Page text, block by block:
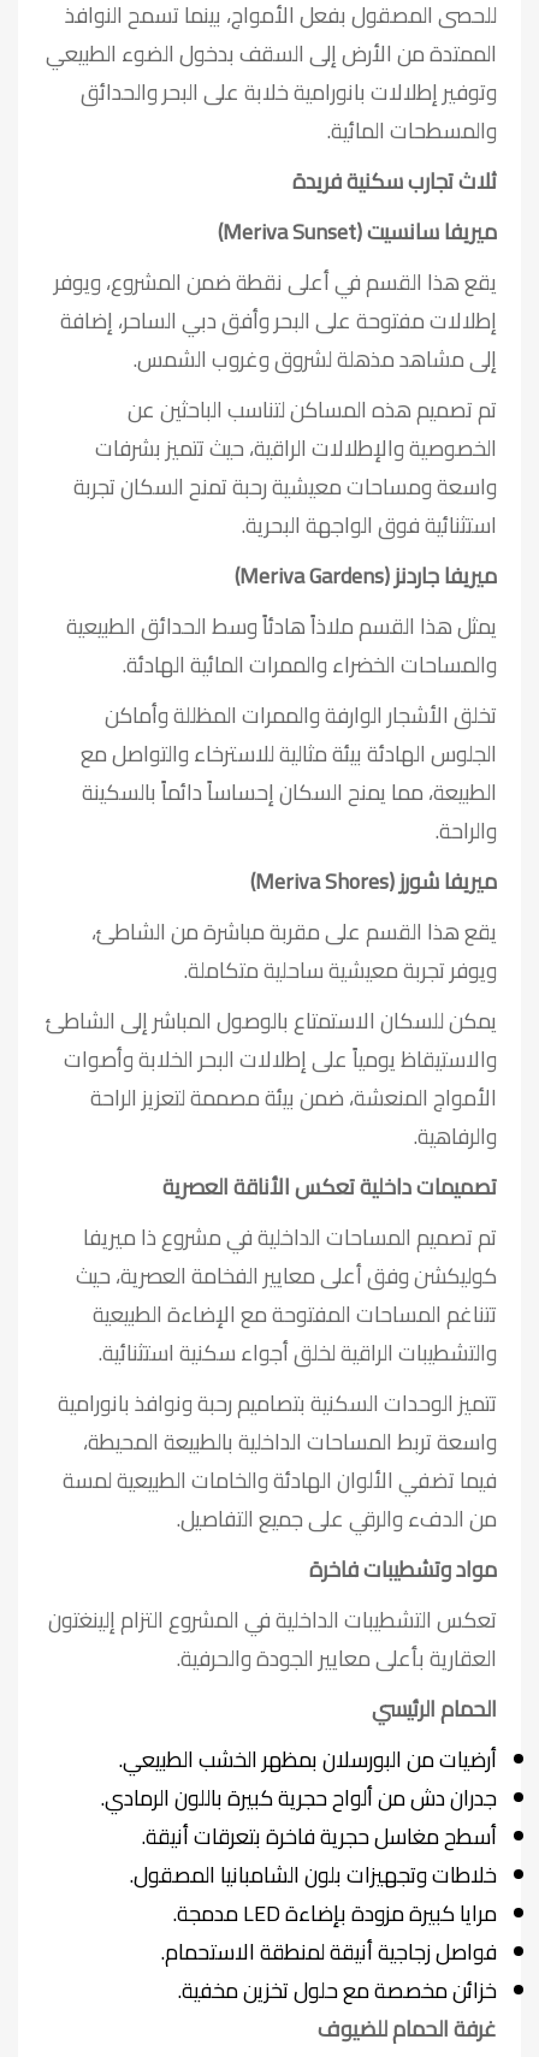
للحصى المصقول بفعل الأمواج، بينما تسمح النوافذ
الممتدة من الأرض إلى السقف بدخول الضوء الطبيعي
وتوفير إطلالات بانورامية خلابة على البحر والحدائق
والمسطحات المائية.
ثلاث تجارب سكنية فريدة
ميريفا سانسيت (Meriva Sunset)
يقع هذا القسم في أعلى نقطة ضمن المشروع، ويوفر
إطلالات مفتوحة على البحر وأفق دبي الساحر، إضافة
إلى مشاهد مذهلة لشروق وغروب الشمس.
تم تصميم هذه المساكن لتناسب الباحثين عن
الخصوصية والإطلالات الراقية، حيث تتميز بشرفات
واسعة ومساحات معيشية رحبة تمنح السكان تجربة
استثنائية فوق الواجهة البحرية.
ميريفا جاردنز (Meriva Gardens)
يمثل هذا القسم ملاذاً هادئاً وسط الحدائق الطبيعية
والمساحات الخضراء والممرات المائية الهادئة.
تخلق الأشجار الوارفة والممرات المظللة وأماكن
الجلوس الهادئة بيئة مثالية للاسترخاء والتواصل مع
الطبيعة، مما يمنح السكان إحساساً دائماً بالسكينة
والراحة.
ميريفا شورز (Meriva Shores)
يقع هذا القسم على مقربة مباشرة من الشاطئ،
ويوفر تجربة معيشية ساحلية متكاملة.
يمكن للسكان الاستمتاع بالوصول المباشر إلى الشاطئ
والاستيقاظ يومياً على إطلالات البحر الخلابة وأصوات
الأمواج المنعشة، ضمن بيئة مصممة لتعزيز الراحة
والرفاهية.
تصميمات داخلية تعكس الأناقة العصرية
تم تصميم المساحات الداخلية في مشروع ذا ميريفا
كوليكشن وفق أعلى معايير الفخامة العصرية، حيث
تتناغم المساحات المفتوحة مع الإضاءة الطبيعية
والتشطيبات الراقية لخلق أجواء سكنية استثنائية.
تتميز الوحدات السكنية بتصاميم رحبة ونوافذ بانورامية
واسعة تربط المساحات الداخلية بالطبيعة المحيطة،
فيما تضفي الألوان الهادئة والخامات الطبيعية لمسة
من الدفء والرقي على جميع التفاصيل.
مواد وتشطيبات فاخرة
تعكس التشطيبات الداخلية في المشروع التزام إلينغتون
العقارية بأعلى معايير الجودة والحرفية.
الحمام الرئيسي
أرضيات من البورسلان بمظهر الخشب الطبيعي.
جدران دش من ألواح حجرية كبيرة باللون الرمادي.
أسطح مغاسل حجرية فاخرة بتعرقات أنيقة.
خلاطات وتجهيزات بلون الشامبانيا المصقول.
مرايا كبيرة مزودة بإضاءة LED مدمجة.
فواصل زجاجية أنيقة لمنطقة الاستحمام.
خزائن مخصصة مع حلول تخزين مخفية.
غرفة الحمام للضيوف